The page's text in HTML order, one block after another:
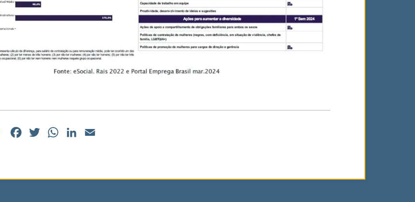
FacebookTwitterWhatsApp
LinkedIn